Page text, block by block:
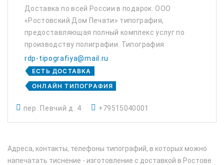
Доставка по всей России в подарок. ООО
«Ростовский Дом Печати» типография,
предоставляющая полный комплекс услуг по
производству полиграфии. Типография
«Ростовский Дом Печати» является
высококачественным решением для вашего
бизнеса! Изготовлением ...
rdp-tipografiya@mail.ru
ЕСТЬ ДОСТАВКА
ОНЛАЙН ТИПОГРАФИЯ
пер. Певчий д. 4 +79515040001
Адреса, контакты, телефоны типографий, в которых можно
напечатать тиснение - изготовление с доставкой в Ростове